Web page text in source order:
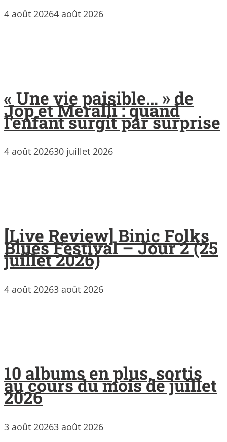
4 août 20264 août 2026
« Une vie paisible… » de
Jop et Meralli : quand
l’enfant surgit par surprise
4 août 202630 juillet 2026
[Live Review] Binic Folks
Blues Festival – Jour 2 (25
juillet 2026)
4 août 20263 août 2026
10 albums en plus, sortis
au cours du mois de juillet
2026
3 août 20263 août 2026